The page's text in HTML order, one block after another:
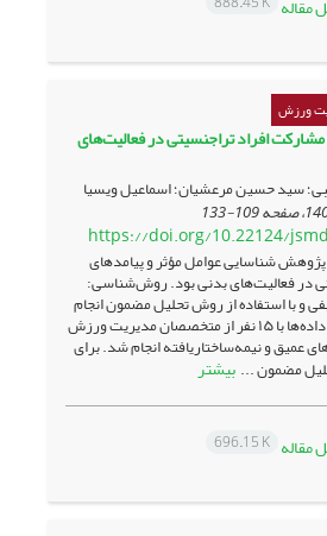
مقاله
ورزش
افراد تراجنسیتی در فعالیت‌های
سید حسین مرعشیان؛ اسماعیل ویسیا
109-133
https://doi.org/10.22124/
شناسایی عوامل مؤثر و پیامدهای
در فعالیت‌های بدنی بود. روش‌شناسی:
و با استفاده از روش تحلیل مضمون انجام
شد و به‌منظور جمع‌آوری داده‌ها با ۱۵ نفر از متخصصان مدیریت ورزش
عمیق و نیمه‌ساختاریافته انجام شد. برای
مضمون ... بیشتر
مقاله 696.15 K